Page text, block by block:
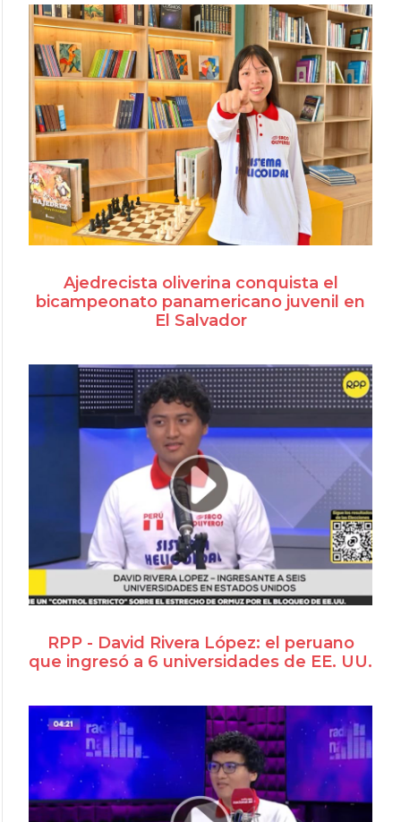
Ajedrecista oliverina conquista el
bicampeonato panamericano juvenil en
El Salvador
RPP - David Rivera López: el peruano
que ingresó a 6 universidades de EE. UU.